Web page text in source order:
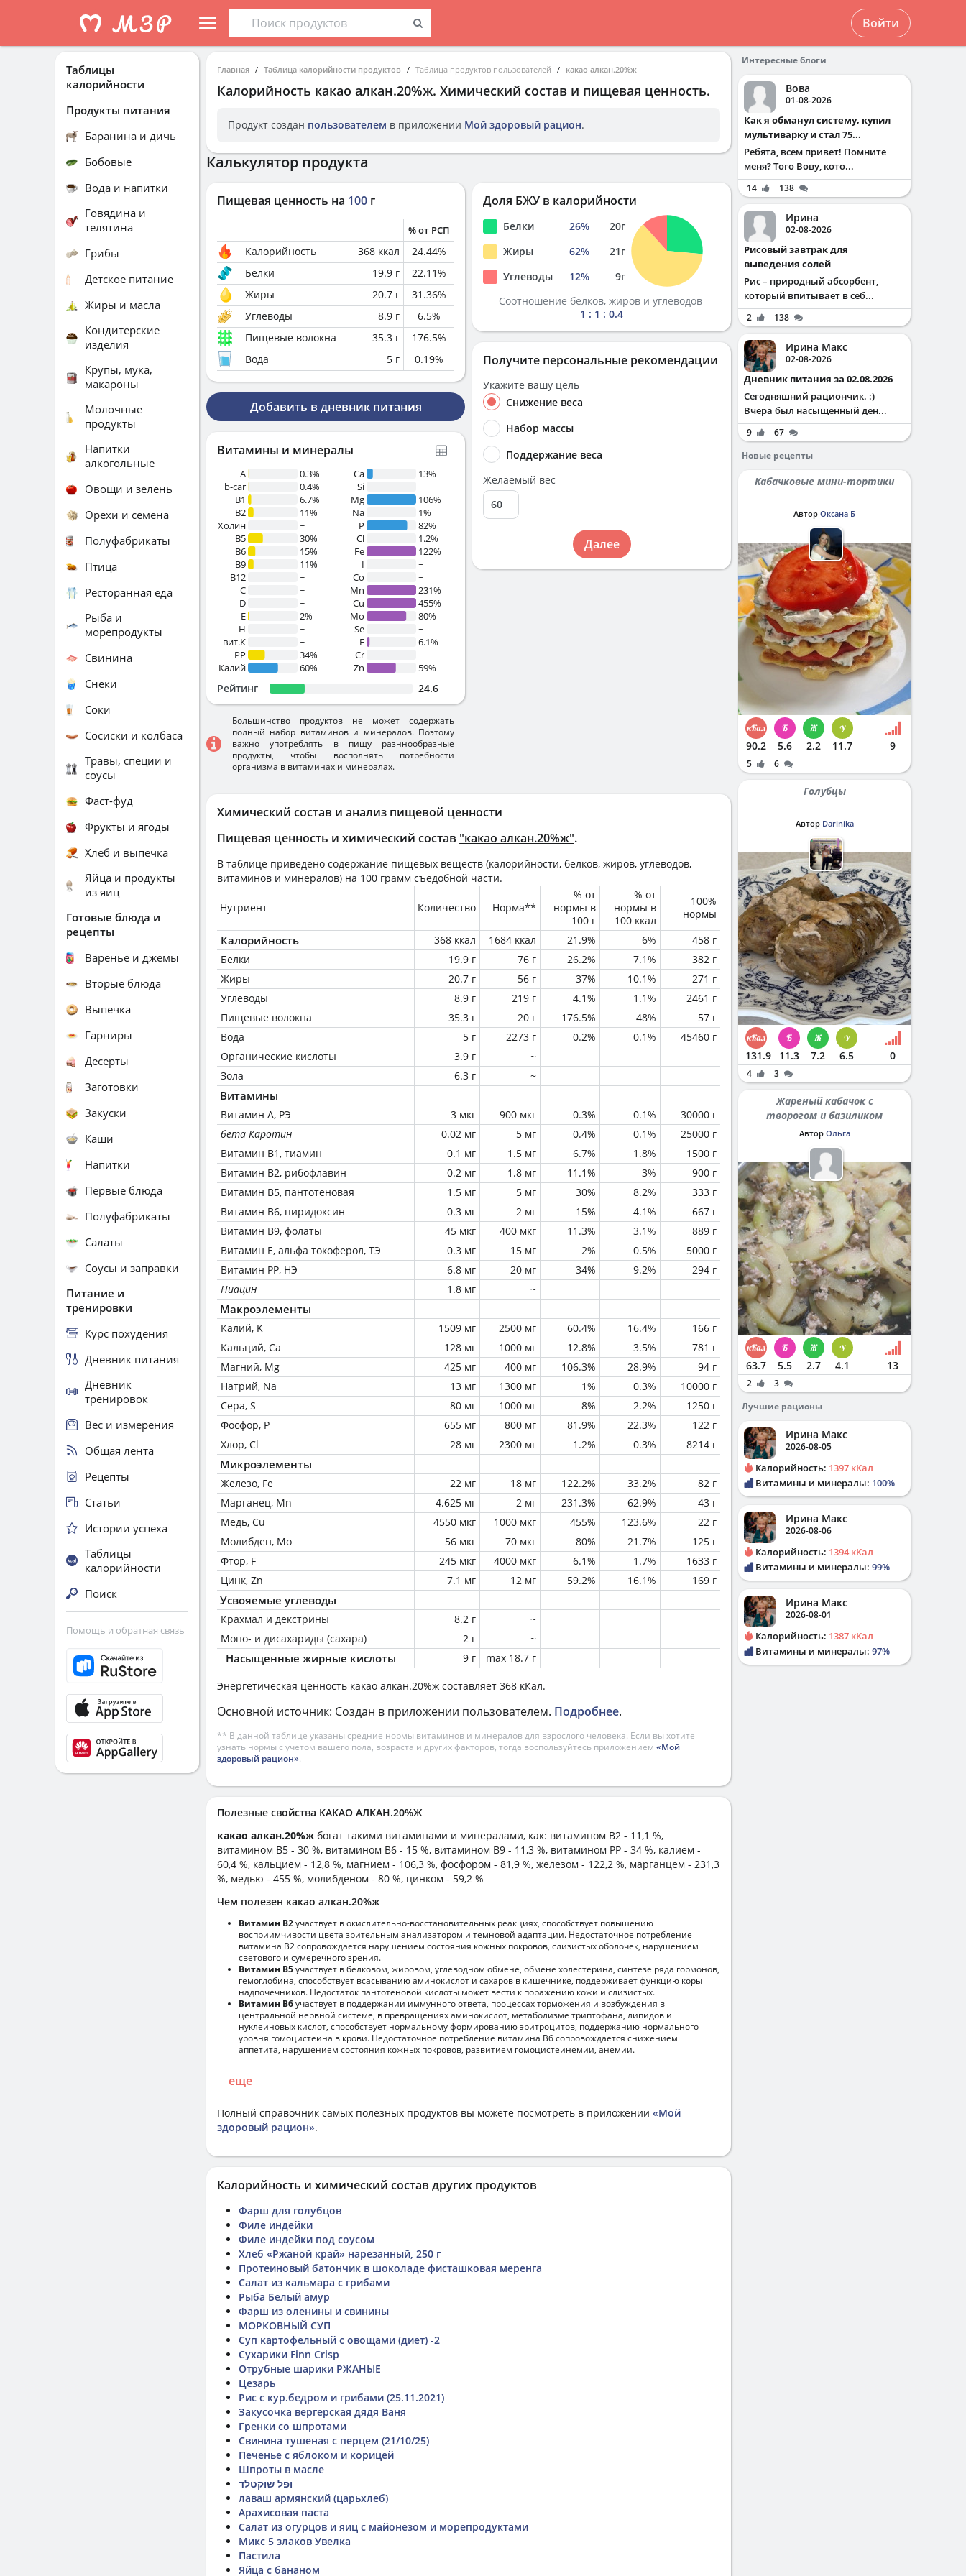
Войти
Главная Таблица калорийности продуктов Таблица продуктов пользователей какао алкан.20%ж
Калорийность какао алкан.20%ж. Химический состав и пищевая ценность.
Продукт создан пользователем в приложении Мой здоровый рацион.
Химический состав и анализ пищевой ценности
Пищевая ценность и химический состав "какао алкан.20%ж".
В таблице приведено содержание пищевых веществ (калорийности, белков, жиров, углеводов,
витаминов и минералов) на 100 грамм съедобной части.
Нутриент Количество Норма**
% от
нормы в
100 г
% от
нормы в
100 ккал
100%
нормы
Калорийность 368 ккал 1684 ккал 21.9% 6%
458 г
Белки
19.9 г 76 г 26.2% 7.1%
382 г
Жиры
20.7 г 56 г 37% 10.1%
271 г
Углеводы
8.9 г 219 г 4.1% 1.1%
2461 г
Пищевые волокна
35.3 г 20 г 176.5% 48%
57 г
Вода
5 г 2273 г 0.2% 0.1%
45460 г
Органические кислоты
3.9 г
~
Зола
6.3 г ~
Витамины
Витамин А, РЭ 3 мкг 900 мкг 0.3% 0.1%
30000 г
бета Каротин
0.02 мг 5 мг 0.4% 0.1%
25000 г
Витамин В1, тиамин
0.1 мг 1.5 мг 6.7% 1.8%
1500 г
Витамин В2, рибофлавин
0.2 мг 1.8 мг 11.1% 3%
900 г
Витамин В5, пантотеновая
1.5 мг 5 мг 30% 8.2%
333 г
Витамин В6, пиридоксин
0.3 мг 2 мг 15% 4.1%
667 г
Витамин В9, фолаты
45 мкг 400 мкг 11.3% 3.1%
889 г
Витамин Е, альфа токоферол, ТЭ
0.3 мг 15 мг 2% 0.5%
5000 г
Витамин РР, НЭ
6.8 мг 20 мг 34% 9.2%
294 г
Ниацин
1.8 мг ~
Макроэлементы
Калий, K 1509 мг 2500 мг 60.4% 16.4%
166 г
Кальций, Ca
128 мг 1000 мг 12.8% 3.5%
781 г
Магний, Mg
425 мг 400 мг 106.3% 28.9%
94 г
Натрий, Na
13 мг 1300 мг 1% 0.3%
10000 г
Сера, S
80 мг 1000 мг 8% 2.2%
1250 г
Фосфор, P
655 мг 800 мг 81.9% 22.3%
122 г
Хлор, Cl
28 мг 2300 мг 1.2% 0.3% 8214 г
Микроэлементы
Железо, Fe 22 мг 18 мг 122.2% 33.2%
82 г
Марганец, Mn
4.625 мг 2 мг 231.3% 62.9%
43 г
Медь, Cu
4550 мкг 1000 мкг 455% 123.6%
22 г
Молибден, Mo
56 мкг 70 мкг 80% 21.7%
125 г
Фтор, F
245 мкг 4000 мкг 6.1% 1.7%
1633 г
Цинк, Zn
7.1 мг 12 мг 59.2% 16.1% 169 г
Усвояемые углеводы
Крахмал и декстрины 8.2 г
~
Моно- и дисахариды (сахара)
2 г ~
Насыщенные жирные кислоты 9 г max 18.7 г
Энергетическая ценность какао алкан.20%ж составляет 368 кКал.
Основной источник: Создан в приложении пользователем. Подробнее.
** В данной таблице указаны средние нормы витаминов и минералов для взрослого человека. Если вы хотите
узнать нормы с учетом вашего пола, возраста и других факторов, тогда воспользуйтесь приложением «Мой
здоровый рацион».
Калькулятор продукта
Пищевая ценность на 100 г
% от РСП
Калорийность 368 ккал 24.44%
Белки
19.9 г 22.11%
Жиры
20.7 г 31.36%
Углеводы
8.9 г 6.5%
Пищевые волокна
35.3 г 176.5%
Вода
5 г 0.19%
Добавить в дневник питания
Витамины и минералы
A
0.3%
b-car
0.4%
В1
6.7%
B2
11%
Холин
~
B5
30%
B6
15%
B9
11%
B12
~
C
~
D
~
E
2%
H
~
вит.К
~
PP
34%
Калий
60%
Ca
13%
Si
~
Mg
106%
Na
1%
P
82%
Cl
1.2%
Fe
122%
I
~
Co
~
Mn
231%
Cu
455%
Mo
80%
Se
~
F
6.1%
Cr
~
Zn
59%
Рейтинг 24.6
Большинство продуктов не может содержать
полный набор витаминов и минералов. Поэтому
важно употреблять в пищу разннообразные
продукты, чтобы восполнять потребности
организма в витаминах и минералах.
Доля БЖУ в калорийности
Белки 26% 20г
Жиры
62% 21г
Углеводы
12% 9г
Соотношение белков, жиров и углеводов
1 : 1 : 0.4
Получите персональные рекомендации
Укажите вашу цель
Снижение веса
Набор массы
Поддержание веса
Желаемый вес
Далее
Полезные свойства КАКАО АЛКАН.20%Ж
какао алкан.20%ж богат такими витаминами и минералами, как: витамином B2 - 11,1 %,
витамином B5 - 30 %, витамином B6 - 15 %, витамином B9 - 11,3 %, витамином PP - 34 %, калием -
60,4 %, кальцием - 12,8 %, магнием - 106,3 %, фосфором - 81,9 %, железом - 122,2 %, марганцем - 231,3
%, медью - 455 %, молибденом - 80 %, цинком - 59,2 %
Чем полезен какао алкан.20%ж
Витамин В2участвует в окислительно-восстановительных реакциях, способствует повышению
восприимчивости цвета зрительным анализатором и темновой адаптации. Недостаточное потребление
витамина В2 сопровождается нарушением состояния кожных покровов, слизистых оболочек, нарушением
светового и сумеречного зрения.
Витамин В5участвует в белковом, жировом, углеводном обмене, обмене холестерина, синтезе ряда гормонов,
гемоглобина, способствует всасыванию аминокислот и сахаров в кишечнике, поддерживает функцию коры
надпочечников. Недостаток пантотеновой кислоты может вести к поражению кожи и слизистых.
Витамин В6участвует в поддержании иммунного ответа, процессах торможения и возбуждения в
центральной нервной системе, в превращениях аминокислот, метаболизме триптофана, липидов и
нуклеиновых кислот, способствует нормальному формированию эритроцитов, поддержанию нормального
уровня гомоцистеина в крови. Недостаточное потребление витамина В6 сопровождается снижением
аппетита, нарушением состояния кожных покровов, развитием гомоцистеинемии, анемии.
еще
Полный справочник самых полезных продуктов вы можете посмотреть в приложении «Мой
здоровый рацион».
Калорийность и химический состав других продуктов
Фарш для голубцов
Филе индейки
Филе индейки под соусом
Хлеб «Ржаной край» нарезанный, 250 г
Протеиновый батончик в шоколаде фисташковая меренга
Салат из кальмара с грибами
Рыба Белый амур
Фарш из оленины и свинины
МОРКОВНЫЙ СУП
Суп картофельный с овощами (диет) -2
Сухарики Finn Crisp
Отрубные шарики РЖАНЫЕ
Цезарь
Рис с кур.бедром и грибами (25.11.2021)
Закусочка вергерская дядя Ваня
Гренки со шпротами
Свинина тушеная с перцем (21/10/25)
Печенье с яблоком и корицей
Шпроты в масле
ופל שוקטלד
лаваш армянский (царьхлеб)
Арахисовая паста
Салат из огурцов и яиц с майонезом и морепродуктами
Микс 5 злаков Увелка
Пастила
Яйца с бананом
Таблицы
калорийности
Продукты питания
Баранина и дичь
Бобовые
Вода и напитки
Говядина и
телятина
Грибы
Детское питание
Жиры и масла
Кондитерские
изделия
Крупы, мука,
макароны
Молочные
продукты
Напитки
алкогольные
Овощи и зелень
Орехи и семена
Полуфабрикаты
Птица
Ресторанная еда
Рыба и
морепродукты
Свинина
Снеки
Соки
Сосиски и колбаса
Травы, специи и
соусы
Фаст-фуд
Фрукты и ягоды
Хлеб и выпечка
Яйца и продукты
из яиц
Готовые блюда и
рецепты
Варенье и джемы
Вторые блюда
Выпечка
Гарниры
Десерты
Заготовки
Закуски
Каши
Напитки
Первые блюда
Полуфабрикаты
Салаты
Соусы и заправки
Питание и
тренировки
Курс похудения
Дневник питания
Дневник
тренировок
Вес и измерения
Общая лента
Рецепты
Статьи
Истории успеха
Таблицы
калорийности
Поиск
Помощь и обратная связь
Интересные блоги
Вова
01-08-2026
Как я обманул систему, купил
мультиварку и стал 75...
Ребята, всем привет! Помните
меня? Того Вову, кото...
14 138
Ирина
02-08-2026
Рисовый завтрак для
выведения солей
Рис – природный абсорбент,
который впитывает в себ...
2 138
Ирина Макс
02-08-2026
Дневник питания за 02.08.2026
Сегодняшний рациончик. :)
Вчера был насыщенный ден...
9
67
Новые рецепты
Кабачковые мини-тортики
Автор Оксана Б
90.2 5.6 2.2 11.7 9
5 6
Голубцы
Автор Darinika
131.9 11.3 7.2 6.5 0
4 3
Жареный кабачок с
творогом и базиликом
Автор Ольга
63.7 5.5 2.7 4.1 13
2
3
Лучшие рационы
Ирина Макс
2026-08-05
Калорийность: 1397 кКал
Витамины и минералы: 100%
Ирина Макс
2026-08-06
Калорийность: 1394 кКал
Витамины и минералы: 99%
Ирина Макс
2026-08-01
Калорийность: 1387 кКал
Витамины и минералы: 97%